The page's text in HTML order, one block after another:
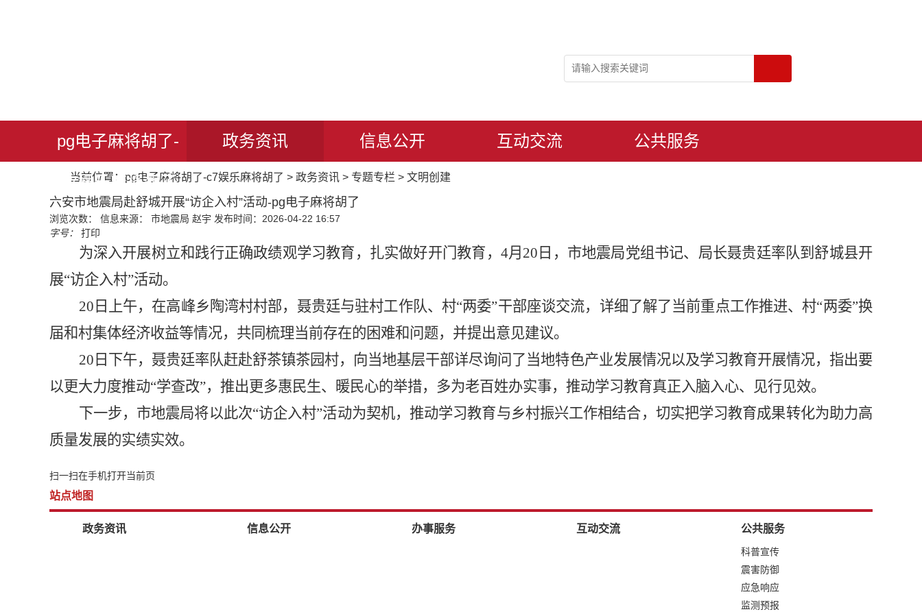
pg电子麻将胡了-
c7娱乐麻将胡了
政务资讯 信息公开 互动交流 公共服务
当前位置： pg电子麻将胡了-c7娱乐麻将胡了 > 政务资讯 > 专题专栏 > 文明创建
六安市地震局赴舒城开展“访企入村”活动-pg电子麻将胡了
浏览次数： 信息来源： 市地震局 赵宇 发布时间：2026-04-22 16:57
字号：
打印
为深入开展树立和践行正确政绩观学习教育，扎实做好开门教育， 4月20日，市地震局党组书记、局长聂贵廷率队到舒城县开
展“访企入村”活动。
20日上午，在高峰乡陶湾村村部，聂贵廷与驻村工作队、村“两委”干部座谈交流，详细了解了当前重点工作推进、村“两委”换
届和村集体经济收益等情况，共同梳理当前存在的困难和问题，并提出意见建议。
20日下午，聂贵廷率队赶赴舒茶镇茶园村，向当地基层干部详尽询问了当地特色产业发展情况以及学习教育开展情况，指出要
以更大力度推动“学查改”，推出更多惠民生、暖民心的举措，多为老百姓办实事，推动学习教育真正入脑入心、见行见效。
下一步，市地震局将以此次“访企入村”活动为契机，推动学习教育与乡村振兴工作相结合，切实把学习教育成果转化为助力高
质量发展的实绩实效。
扫一扫在手机打开当前页
站点地图
政务资讯 信息公开 办事服务 互动交流 公共服务
科普宣传
震害防御
应急响应
监测预报